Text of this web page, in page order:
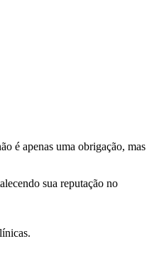
é apenas uma obrigação, mas
sua reputação no